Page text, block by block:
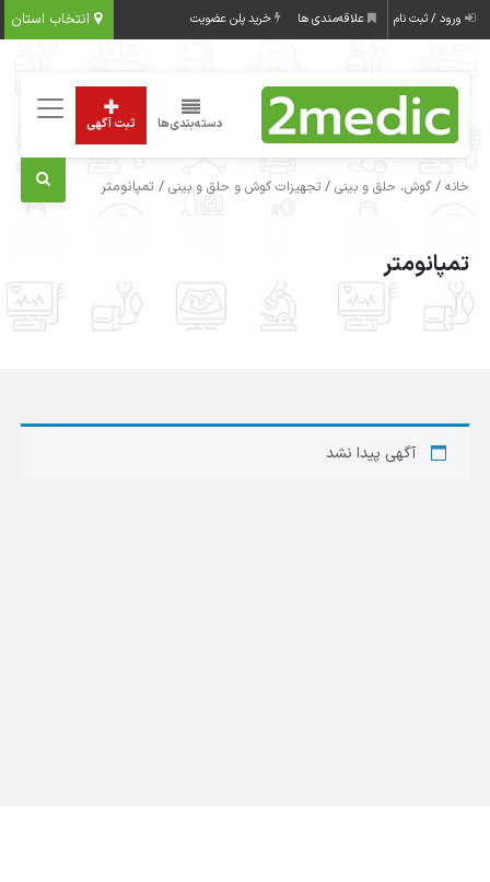
انتخاب استان ورود / ثبت نام علاقه‌مندی ها خرید پلن عضویت
دسته‌بندی‌ها ثبت آگهی
خانه /گوش، حلق و بینی /تجهیزات گوش و حلق و بینی / تمپانومتر
تمپانومتر
آگهی پیدا نشد